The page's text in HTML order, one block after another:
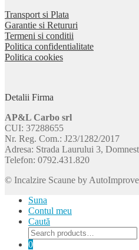
Transport si Plata
Garantie si Retururi
Termeni si conditii
Politica confidentialitate
Politica cookies
Detalii Firma
AP&L Carbo srl
CUI: 37288655
Nr. Reg. Com.: J23/1282/2017
Adresa: Strada Laurului 3,
Telefon: 0792.431.820
© Incalzire Scaune by
Suna
Contul meu
Caută
Search
for:
0